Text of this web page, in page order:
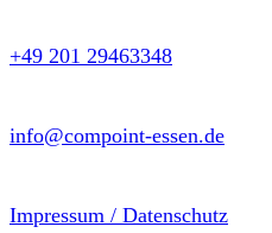
+49 201 29463348
info@compoint-essen.de
Impressum / Datenschutz